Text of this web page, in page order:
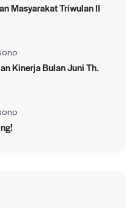
Masyarakat Triwulan II
Kinerja Bulan Juni Th.